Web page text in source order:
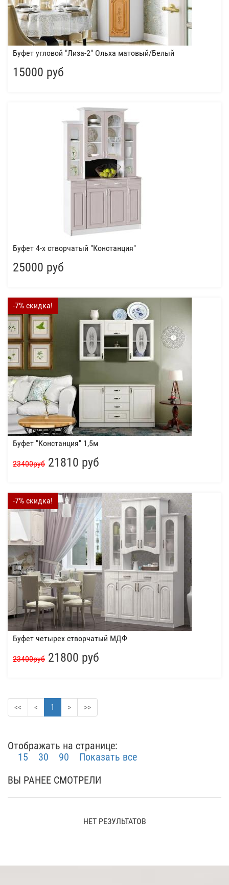
Буфет угловой "Лиза-2" Ольха матовый/Белый
15000 руб
Буфет 4-х створчатый "Констанция"
25000 руб
-7% скидка!
Буфет "Констанция" 1,5м
23400руб 21810 руб
-7% скидка!
Буфет четырех створчатый МДФ
23400руб 21800 руб
<< < 1 > >>
Отображать на странице:
15
30 90
Показать все
ВЫ РАНЕЕ СМОТРЕЛИ
НЕТ РЕЗУЛЬТАТОВ